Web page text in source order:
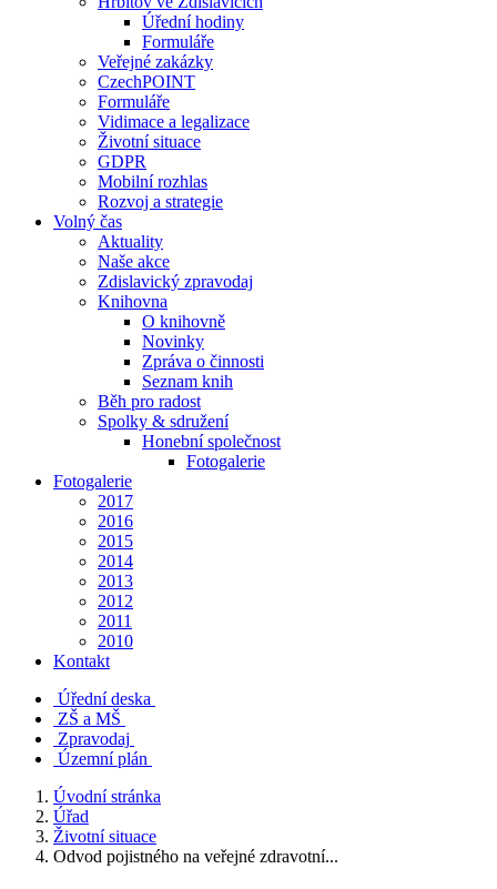
Úřední hodiny
Formuláře
Veřejné zakázky
CzechPOINT
Formuláře
Vidimace a legalizace
Životní situace
GDPR
Mobilní rozhlas
Rozvoj a strategie
Volný čas
Aktuality
Naše akce
Zdislavický zpravodaj
Knihovna
O knihovně
Novinky
Zpráva o činnosti
Seznam knih
Běh pro radost
Spolky & sdružení
Honební společnost
Fotogalerie
Fotogalerie
2017
2016
2015
2014
2013
2012
2011
2010
Kontakt
Úřední deska
ZŠ a MŠ
Zpravodaj
Územní plán
Úvodní stránka
Úřad
Životní situace
Odvod pojistného na veřejné zdravotní...